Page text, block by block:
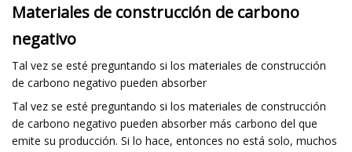
Materiales de construcción de carbono
negativo
Tal vez se esté preguntando si los materiales de construcción
de carbono negativo pueden absorber
Tal vez se esté preguntando si los materiales de construcción
de carbono negativo pueden absorber más carbono del que
emite su producción. Si lo hace, entonces no está solo, muchos